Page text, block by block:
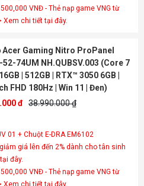
VNĐ - Thẻ nạp game VNG từ
chi tiết tại đây.
Acer Gaming Nitro ProPanel
52-74UM NH.QUBSV.003 (Core 7
| 512GB | RTX™ 3050 6GB |
FHD 180Hz | Win 11 | Đen)
đ 38.990.000 ₫
01 + Chuột E-DRA EM6102
giá lên đến 2% dành cho tân sinh
đây.
VNĐ - Thẻ nạp game VNG từ
chi tiết tại đây.